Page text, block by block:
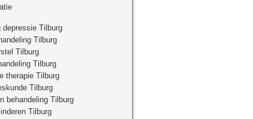
depressie Tilburg
Tilburg
Tilburg
Tilburg
therapie Tilburg
Tilburg
behandeling Tilburg
Tilburg